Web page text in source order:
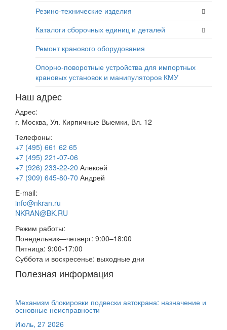
Резино-технические изделия
Каталоги сборочных единиц и деталей
Ремонт кранового оборудования
Опорно-поворотные устройства для импортных
крановых установок и манипуляторов КМУ
Наш адрес
Адрес:
г. Москва, Ул. Кирпичные Выемки, Вл. 12
Телефоны:
+7 (495) 661 62 65
+7 (495) 221-07-06
+7 (926) 233-22-20 Алексей
+7 (909) 645-80-70 Андрей
E-mail:
info@nkran.ru
NKRAN@BK.RU
Режим работы:
Понедельник—четверг: 9:00–18:00
Пятница: 9:00-17:00
Суббота и воскресенье: выходные дни
Полезная информация
Механизм блокировки подвески автокрана: назначение и
основные неисправности
Июль, 27 2026